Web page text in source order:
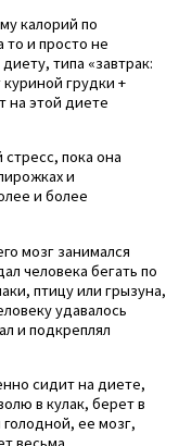
калорий по
то и просто не
типа «завтрак:
грудки +
на этой диете
пока она
и
и более
мозг занимался
человека бегать по
птицу или грызуна,
удавалось
и подкреплял
сидит на диете,
в кулак, берет в
ее мозг,